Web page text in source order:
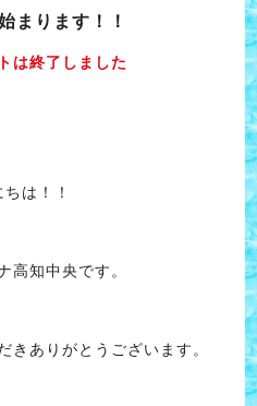
まります！！
は終了しました
は！！
高知中央です。
きありがとうございます。